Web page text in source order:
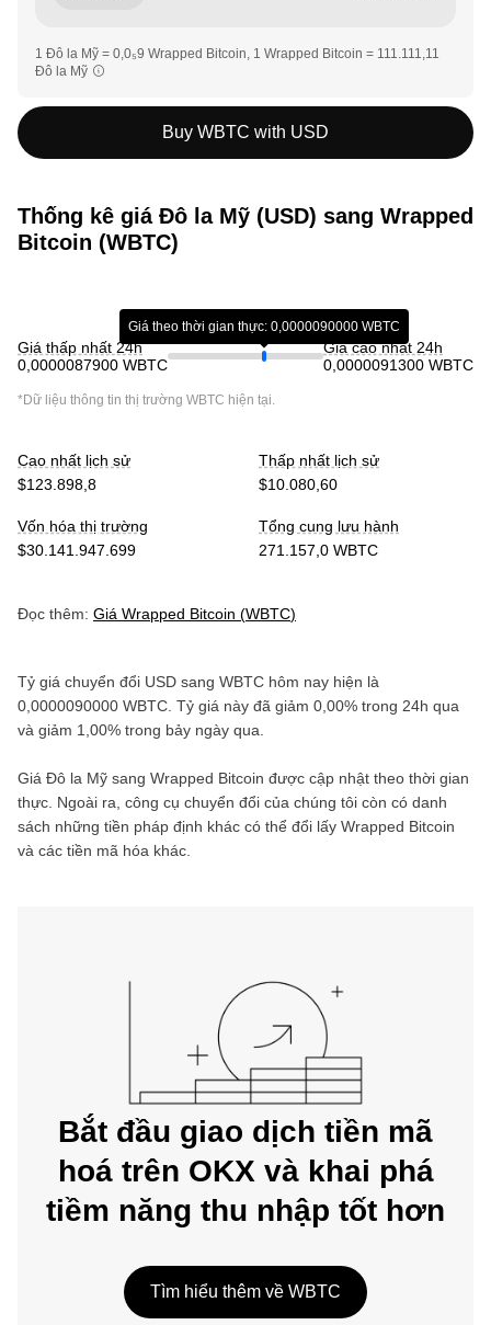
1 Đô la Mỹ = 0,0₅9 Wrapped Bitcoin, 1 Wrapped Bitcoin = 111.111,11
Đô la Mỹ
Buy WBTC with USD
Thống kê giá Đô la Mỹ (USD) sang Wrapped
Bitcoin (WBTC)
Giá thấp nhất 24h
0,0000087900 WBTC
Giá theo thời gian thực: 0,0000090000 WBTC
Giá cao nhất 24h
0,0000091300 WBTC
*Dữ liệu thông tin thị trường WBTC hiện tại.
Cao nhất lịch sử
$123.898,8
Thấp nhất lịch sử
$10.080,60
Vốn hóa thị trường
$30.141.947.699
Tổng cung lưu hành
271.157,0 WBTC
Đọc thêm: Giá Wrapped Bitcoin (WBTC)
Tỷ giá chuyển đổi USD sang WBTC hôm nay hiện là
0,0000090000 WBTC . Tỷ giá này đã giảm 0,00% trong 24h qua
và giảm 1,00% trong bảy ngày qua.
Giá Đô la Mỹ sang Wrapped Bitcoin được cập nhật theo thời gian
thực. Ngoài ra, công cụ chuyển đổi của chúng tôi còn có danh
sách những tiền pháp định khác có thể đổi lấy Wrapped Bitcoin
và các tiền mã hóa khác.
Bắt đầu giao dịch tiền mã
hoá trên OKX và khai phá
tiềm năng thu nhập tốt hơn
Tìm hiểu thêm về WBTC